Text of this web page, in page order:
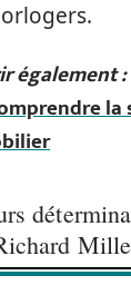
également :
Mille